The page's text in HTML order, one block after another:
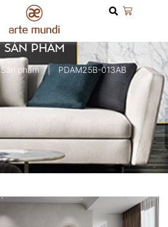
SẢN PHẨM
Sản phẩm PDAM25B-013AB